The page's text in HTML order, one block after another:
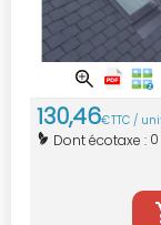
130,46€TTC /
Dont écotaxe : 0